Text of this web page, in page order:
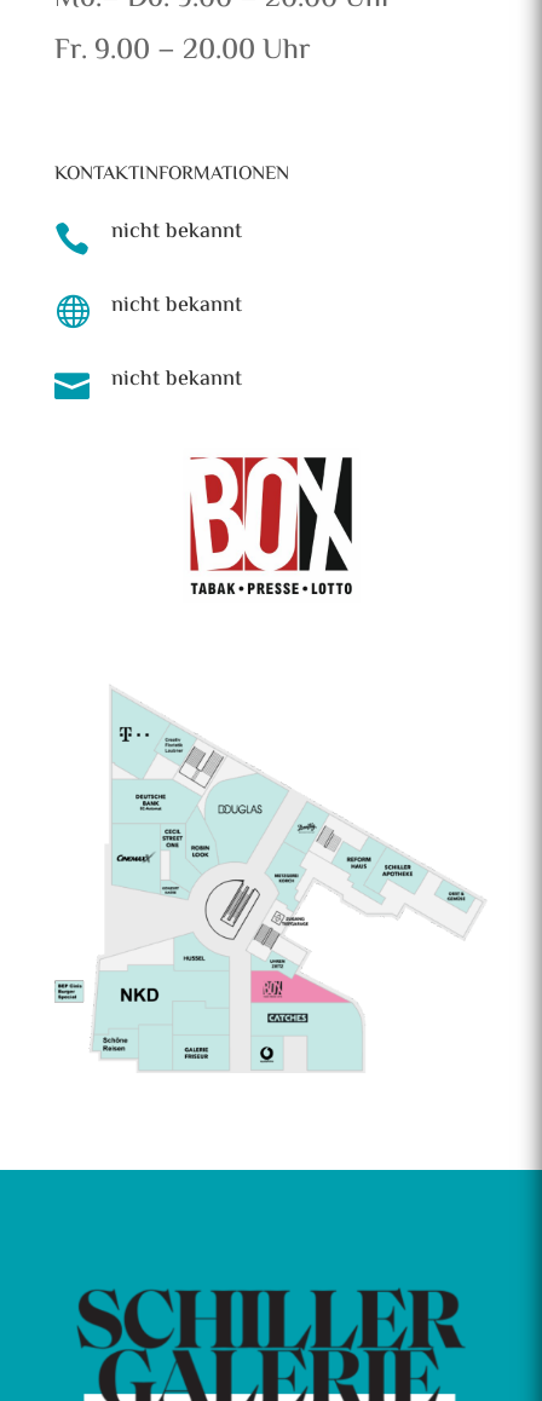
Fr. 9.00 – 20.00 Uhr
KONTAKTINFORMATIONEN
 nicht bekannt
 nicht bekannt
 nicht bekannt